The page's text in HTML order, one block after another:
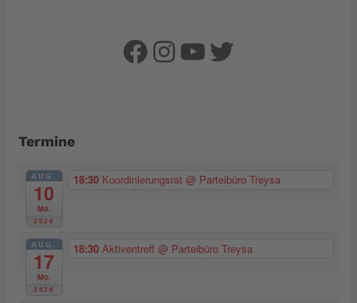
Facebook
Instagram
YouTube
Twitter
Termine
AUG.
10
Mo.
2026
18:30 Koordinierungsrat @ Parteibüro Treysa
AUG.
17
Mo.
2026
18:30 Aktiventreff @ Parteibüro Treysa